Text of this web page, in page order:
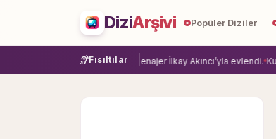
DiziArşivi Popüler Diziler
Fısıltılar
Damla Sönmez, menajer İlkay Akıncı’yla evlendi.